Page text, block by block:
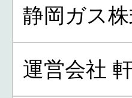
静岡ガス
運営会社